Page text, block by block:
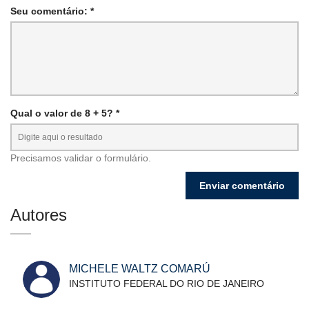
Seu comentário: *
Qual o valor de 8 + 5? *
Precisamos validar o formulário.
Autores
MICHELE WALTZ COMARÚ
INSTITUTO FEDERAL DO RIO DE JANEIRO